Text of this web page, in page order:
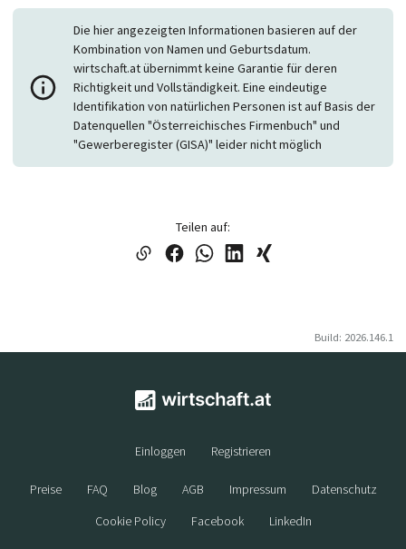
Die hier angezeigten Informationen basieren auf der
Kombination von Namen und Geburtsdatum.
wirtschaft.at übernimmt keine Garantie für deren
Richtigkeit und Vollständigkeit. Eine eindeutige
Identifikation von natürlichen Personen ist auf Basis der
Datenquellen "Österreichisches Firmenbuch" und
"Gewerberegister (GISA)" leider nicht möglich
Teilen auf:
Build: 2026.146.1
Einloggen Registrieren
Preise FAQ Blog AGB Impressum
Datenschutz
Cookie Policy
Facebook LinkedIn